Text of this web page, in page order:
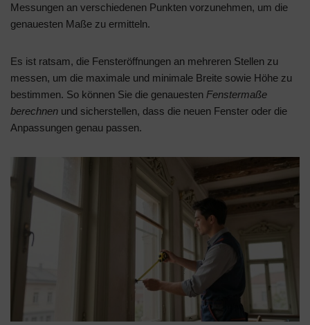
Messungen an verschiedenen Punkten vorzunehmen, um die
genauesten Maße zu ermitteln.
Es ist ratsam, die Fensteröffnungen an mehreren Stellen zu
messen, um die maximale und minimale Breite sowie Höhe zu
bestimmen. So können Sie die genauesten Fenstermaße
berechnen und sicherstellen, dass die neuen Fenster oder die
Anpassungen genau passen.